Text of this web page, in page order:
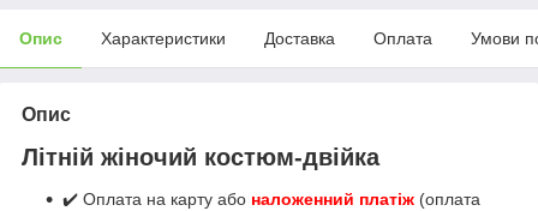
Опис Характеристики Доставка Оплата Умови
Опис
Літній жіночий костюм-двійка
✔️ Оплата на карту або наложенний платіж (оплата